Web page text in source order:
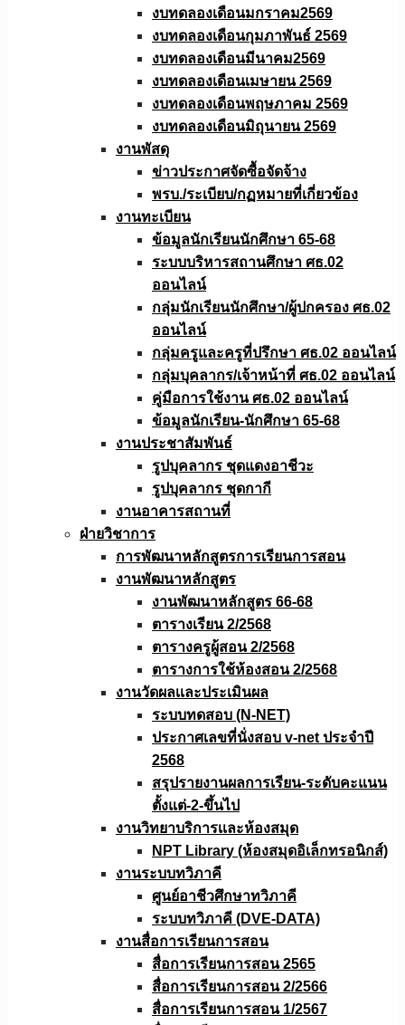
งบทดลองเดือนมกราคม2569
งบทดลองเดือนกุมภาพันธ์ 2569
งบทดลองเดือนมีนาคม2569
งบทดลองเดือนเมษายน 2569
งบทดลองเดือนพฤษภาคม 2569
งบทดลองเดือนมิถุนายน 2569
งานพัสดุ
ข่าวประกาศจัดซื้อจัดจ้าง
พรบ./ระเบียบ/กฏหมายที่เกี่ยวข้อง
งานทะเบียน
ข้อมูลนักเรียนนักศึกษา 65-68
ระบบบริหารสถานศึกษา ศธ.02
ออนไลน์
กลุ่มนักเรียนนักศึกษา/ผู้ปกครอง ศธ.02
ออนไลน์
กลุ่มครูและครูที่ปรึกษา ศธ.02 ออนไลน์
กลุ่มบุคลากร/เจ้าหน้าที่ ศธ.02 ออนไลน์
คู่มือการใช้งาน ศธ.02 ออนไลน์
ข้อมูลนักเรียน-นักศึกษา 65-68
งานประชาสัมพันธ์
รูปบุคลากร ชุดแดงอาชีวะ
รูปบุคลากร ชุดกากี
งานอาคารสถานที่
ฝ่ายวิชาการ
การพัฒนาหลักสูตรการเรียนการสอน
งานพัฒนาหลักสูตร
งานพัฒนาหลักสูตร 66-68
ตารางเรียน 2/2568
ตารางครูผู้สอน 2/2568
ตารางการใช้ห้องสอน 2/2568
งานวัดผลเเละประเมินผล
ระบบทดสอบ (N-NET)
ประกาศเลขที่นั่งสอบ v-net ประจำปี
2568
สรุปรายงานผลการเรียน-ระดับคะแนน
ตั้งแต่-2-ขึ้นไป
งานวิทยาบริการเเละห้องสมุด
NPT Library (ห้องสมุดอิเล็กทรอนิกส์)
งานระบบทวิภาคี
ศูนย์อาชีวศึกษาทวิภาคี
ระบบทวิภาคี (DVE-DATA)
งานสื่อการเรียนการสอน
สื่อการเรียนการสอน 2565
สื่อการเรียนการสอน 2/2566
สื่อการเรียนการสอน 1/2567